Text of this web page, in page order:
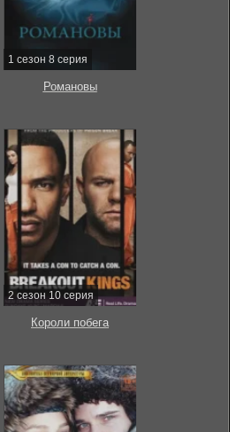
1 сезон 8 серия
Романовы
2 сезон 10 серия
Короли побега